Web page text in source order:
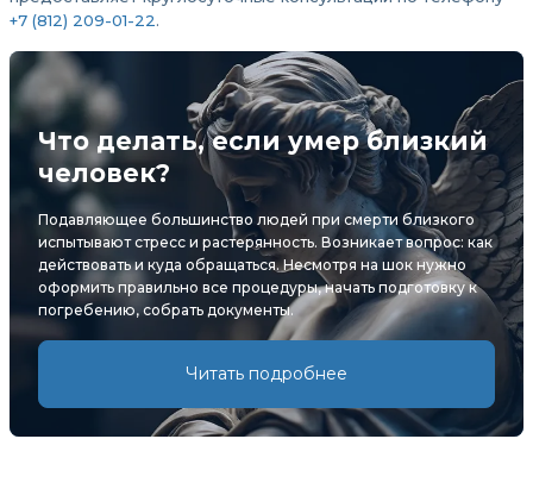
+7 (812) 209-01-22.
Что делать, если умер близкий
человек?
Подавляющее большинство людей при смерти близкого
испытывают стресс и растерянность. Возникает вопрос: как
действовать и куда обращаться. Несмотря на шок нужно
оформить правильно все процедуры, начать подготовку к
погребению, собрать документы.
Читать подробнее